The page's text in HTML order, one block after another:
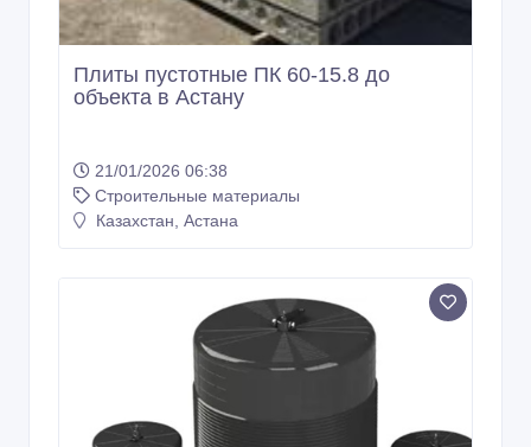
Плиты пустотные ПК 60-15.8 до
объекта в Астану
21/01/2026 06:38
Строительные материалы
Казахстан, Астана